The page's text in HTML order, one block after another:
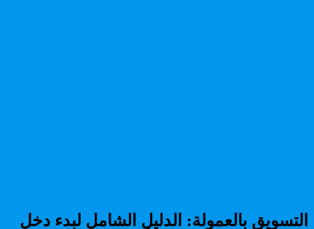
التسويق بالعمولة: الدليل الشامل لبدء دخل